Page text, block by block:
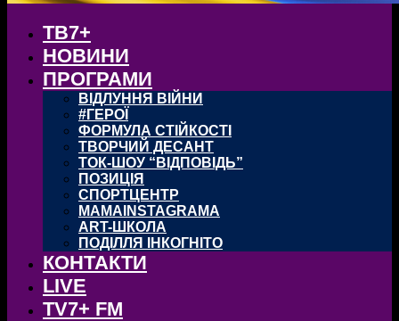
ТВ7+
НОВИНИ
ПРОГРАМИ
ВІДЛУННЯ ВІЙНИ
#ГЕРОЇ
ФОРМУЛА СТІЙКОСТІ
ТВОРЧИЙ ДЕСАНТ
ТОК-ШОУ “ВІДПОВІДЬ”
ПОЗИЦІЯ
СПОРТЦЕНТР
MAMAINSTAGRAMA
ART-ШКОЛА
ПОДІЛЛЯ ІНКОГНІТО
КОНТАКТИ
LIVE
TV7+ FM